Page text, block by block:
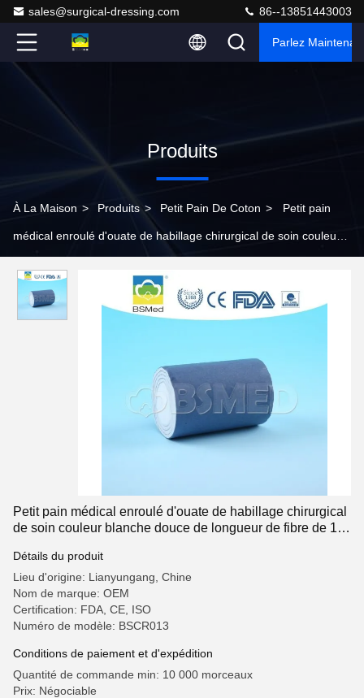
sales@surgical-dressing.com 86--13851443003
Parlez
Produits
À La Maison > Produits > Petit Pain De Coton > Petit pain
médical enroulé d'ouate de habillage chirurgical de soin couleur
Petit pain médical enroulé d'ouate de habillage chirurgical
de soin couleur blanche douce de longueur de fibre de 13
Détails du produit
Lieu d'origine: Lianyungang, Chine
Nom de marque: OEM
Certification: FDA, CE, ISO
Numéro de modèle: BSCR013
Conditions de paiement et d'expédition
Quantité de commande min: 10 000 morceaux
Prix: Négociable